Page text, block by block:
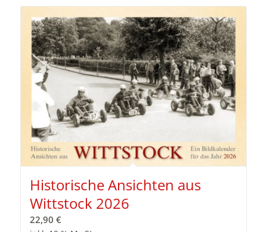
Historische Ansichten aus
Wittstock 2026
22,90 €